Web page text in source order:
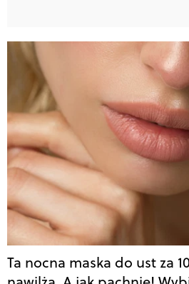
Ta nocna maska do ust za